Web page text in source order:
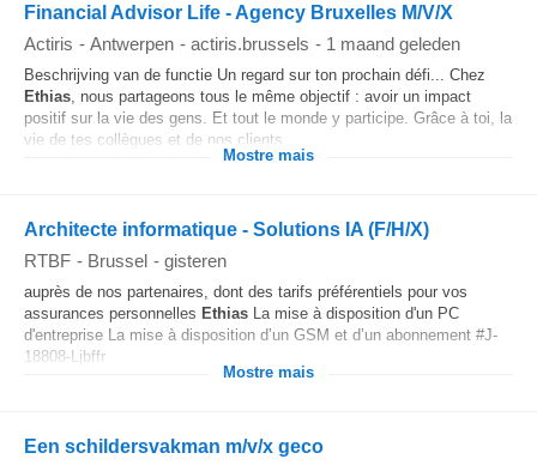
Financial Advisor Life - Agency Bruxelles M/V/X
Actiris - Antwerpen - actiris.brussels - 1 maand geleden
Beschrijving van de functie Un regard sur ton prochain défi... Chez
Ethias, nous partageons tous le même objectif : avoir un impact
positif sur la vie des gens. Et tout le monde y participe. Grâce à toi, la
vie de tes collègues et de nos clients...
Mostre mais
Architecte informatique - Solutions IA (F/H/X)
RTBF - Brussel - gisteren
auprès de nos partenaires, dont des tarifs préférentiels pour vos
assurances personnelles Ethias La mise à disposition d'un PC
d'entreprise La mise à disposition d’un GSM et d’un abonnement #J-
18808-Ljbffr
Mostre mais
Een schildersvakman m/v/x geco